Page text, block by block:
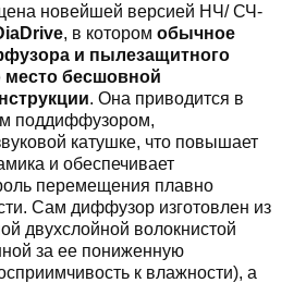
новейшей версией НЧ/ СЧ-
, в котором обычное
и пылезащитного
место бесшовной
. Она приводится в
поддиффузором,
катушке, что повышает
и обеспечивает
перемещения плавно
Сам диффузор изготовлен из
двухслойной волокнистой
за ее пониженную
к влажности), а